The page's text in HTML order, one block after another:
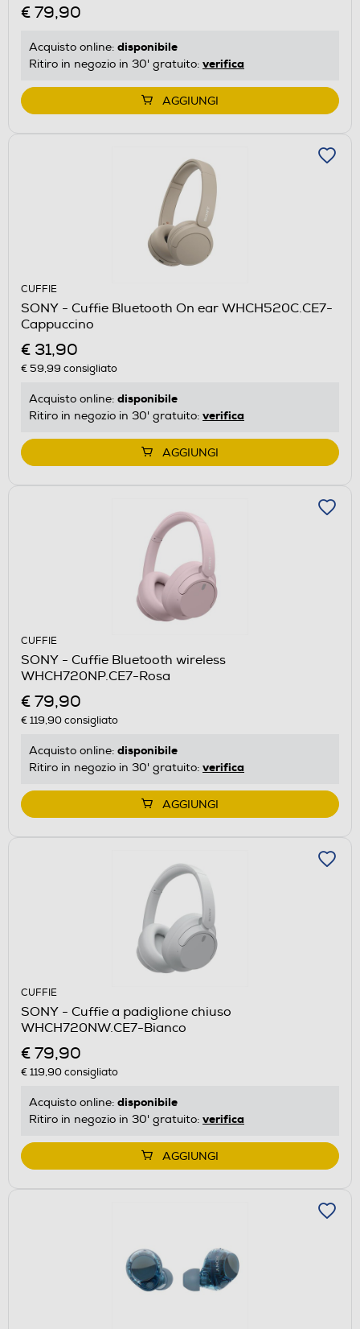
€ 79,90
Acquisto online: disponibile
Ritiro in negozio in 30' gratuito: verifica
AGGIUNGI
CUFFIE
SONY - Cuffie Bluetooth On ear WHCH520C.CE7-
Cappuccino
€ 31,90
€ 59,99 consigliato
Acquisto online: disponibile
Ritiro in negozio in 30' gratuito: verifica
AGGIUNGI
CUFFIE
SONY - Cuffie Bluetooth wireless
WHCH720NP.CE7-Rosa
€ 79,90
€ 119,90consigliato
Acquisto online: disponibile
Ritiro in negozio in 30' gratuito: verifica
AGGIUNGI
CUFFIE
SONY - Cuffie a padiglione chiuso
WHCH720NW.CE7-Bianco
€ 79,90
€ 119,90consigliato
Acquisto online: disponibile
Ritiro in negozio in 30' gratuito: verifica
AGGIUNGI